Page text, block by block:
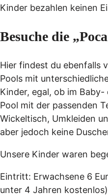
Kinder bezahlen keinen
Besuche die
Hier findest du ebenfalls
Pools mit
Kinder, egal, ob im
Pool mit der passenden
Wickeltisch, Umkleiden
aber jedoch keine
Unsere Kinder waren
Eintritt: Erwachsene 6
unter 4 Jahren kostenlos)